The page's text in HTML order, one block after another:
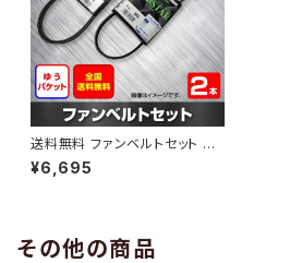
送料無料 ファンベルトセット ダ
イハツ タントエグゼ 型式L465
S H23.12～ （国内トップメーカ
¥6,695
その他の商品